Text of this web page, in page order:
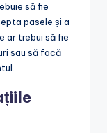
să fie
pasele și a
ar trebui să fie
sau să facă